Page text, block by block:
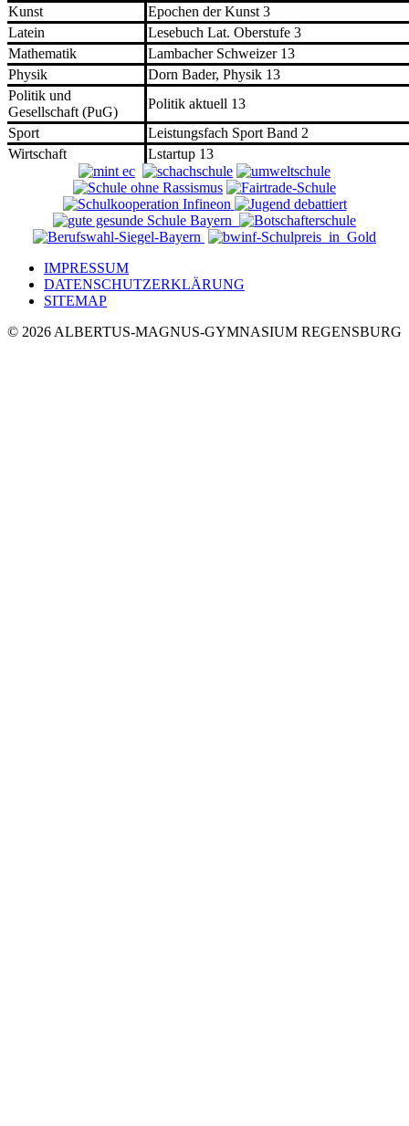
Kunst
Epochen der Kunst 3
Latein
Lesebuch Lat. Oberstufe 3
Mathematik
Lambacher Schweizer 13
Physik
Dorn Bader, Physik 13
Politik und
Gesellschaft (PuG)
Politik aktuell 13
Sport
Leistungsfach Sport Band 2
Wirtschaft
Lstartup 13
IMPRESSUM
DATENSCHUTZERKLÄRUNG
SITEMAP
© 2026 ALBERTUS-MAGNUS-GYMNASIUM REGENSBURG